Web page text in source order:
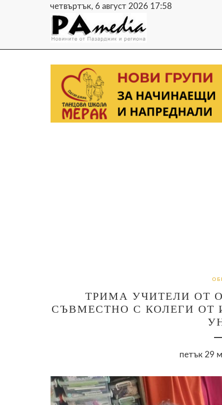
четвъртък, 6 август 2026 17:58
ТРИМА УЧИТЕЛИ ОТ
СЪВМЕСТНО С КОЛЕГИ ОТ
петък 29